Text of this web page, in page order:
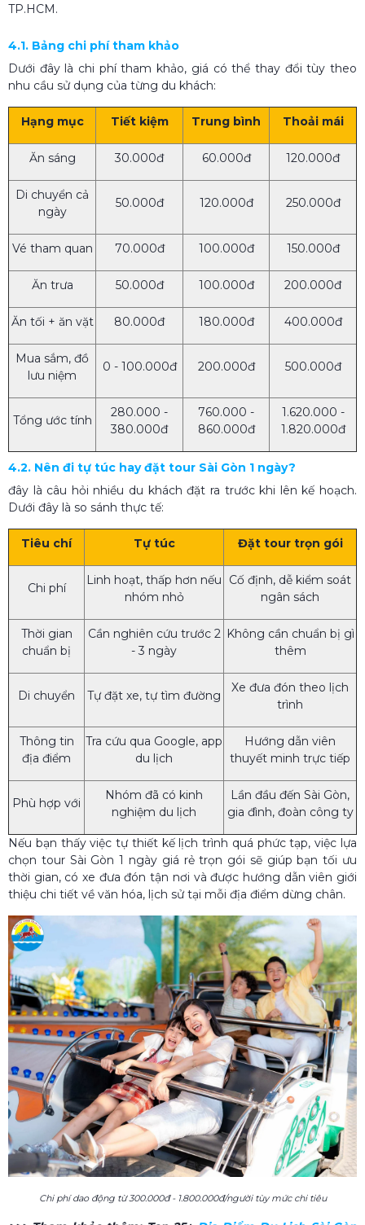
TP.HCM.
4.1. Bảng chi phí tham khảo
Dưới đây là chi phí tham khảo, giá có thể thay đổi tùy theo
nhu cầu sử dụng của từng du khách:
Hạng mục Tiết kiệm Trung bình Thoải mái
Ăn sáng 30.000đ 60.000đ 120.000đ
Di chuyển cả
ngày
50.000đ 120.000đ 250.000đ
Vé tham quan 70.000đ 100.000đ 150.000đ
Ăn trưa 50.000đ 100.000đ 200.000đ
Ăn tối + ăn vặt 80.000đ 180.000đ 400.000đ
Mua sắm, đồ
lưu niệm
0 - 100.000đ 200.000đ 500.000đ
Tổng ước tính
280.000 -
380.000đ
760.000 -
860.000đ
1.620.000 -
1.820.000đ
4.2. Nên đi tự túc hay đặt tour Sài Gòn 1 ngày?
đây là câu hỏi nhiều du khách đặt ra trước khi lên kế hoạch.
Dưới đây là so sánh thực tế:
Tiêu chí Tự túc Đặt tour trọn gói
Chi phí
Linh hoạt, thấp hơn nếu
nhóm nhỏ
Cố định, dễ kiểm soát
ngân sách
Thời gian
chuẩn bị
Cần nghiên cứu trước 2
- 3 ngày
Không cần chuẩn bị gì
thêm
Di chuyển Tự đặt xe, tự tìm đường
Xe đưa đón theo lịch
trình
Thông tin
địa điểm
Tra cứu qua Google, app
du lịch
Hướng dẫn viên
thuyết minh trực tiếp
Phù hợp với
Nhóm đã có kinh
nghiệm du lịch
Lần đầu đến Sài Gòn,
gia đình, đoàn công ty
Nếu bạn thấy việc tự thiết kế lịch trình quá phức tạp, việc lựa
chọn tour Sài Gòn 1 ngày giá rẻ trọn gói sẽ giúp bạn tối ưu
thời gian, có xe đưa đón tận nơi và được hướng dẫn viên giới
thiệu chi tiết về văn hóa, lịch sử tại mỗi địa điểm dừng chân.
Chi phí dao động từ 300.000đ - 1.800.000đ/người tùy mức chi tiêu